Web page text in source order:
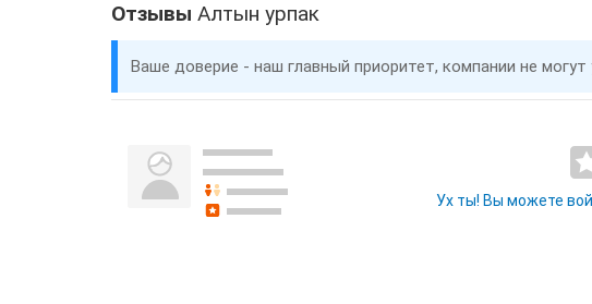
Отзывы Алтын урпак
Ваше доверие - наш главный приоритет, компании не
Ух ты! Вы можете